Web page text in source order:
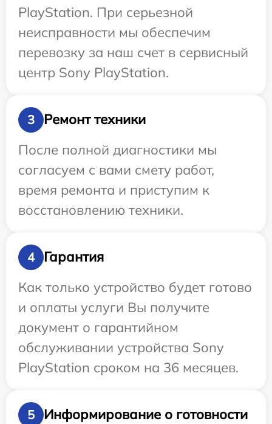
PlayStation. При серьезной
неисправности мы обеспечим
перевозку за наш счет в сервисный
центр Sony PlayStation.
3
Ремонт техники
После полной диагностики мы
согласуем с вами смету работ,
время ремонта и приступим к
восстановлению техники.
4
Гарантия
Как только устройство будет готово
и оплаты услуги Вы получите
документ о гарантийном
обслуживании устройства Sony
PlayStation сроком на 36 месяцев.
5
Информирование о готовности